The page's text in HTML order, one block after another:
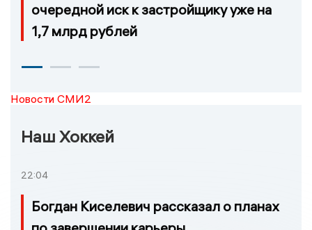
очередной иск к застройщику уже на
1,7 млрд рублей
Новости СМИ2
Наш Хоккей
22:04
Богдан Киселевич рассказал о планах